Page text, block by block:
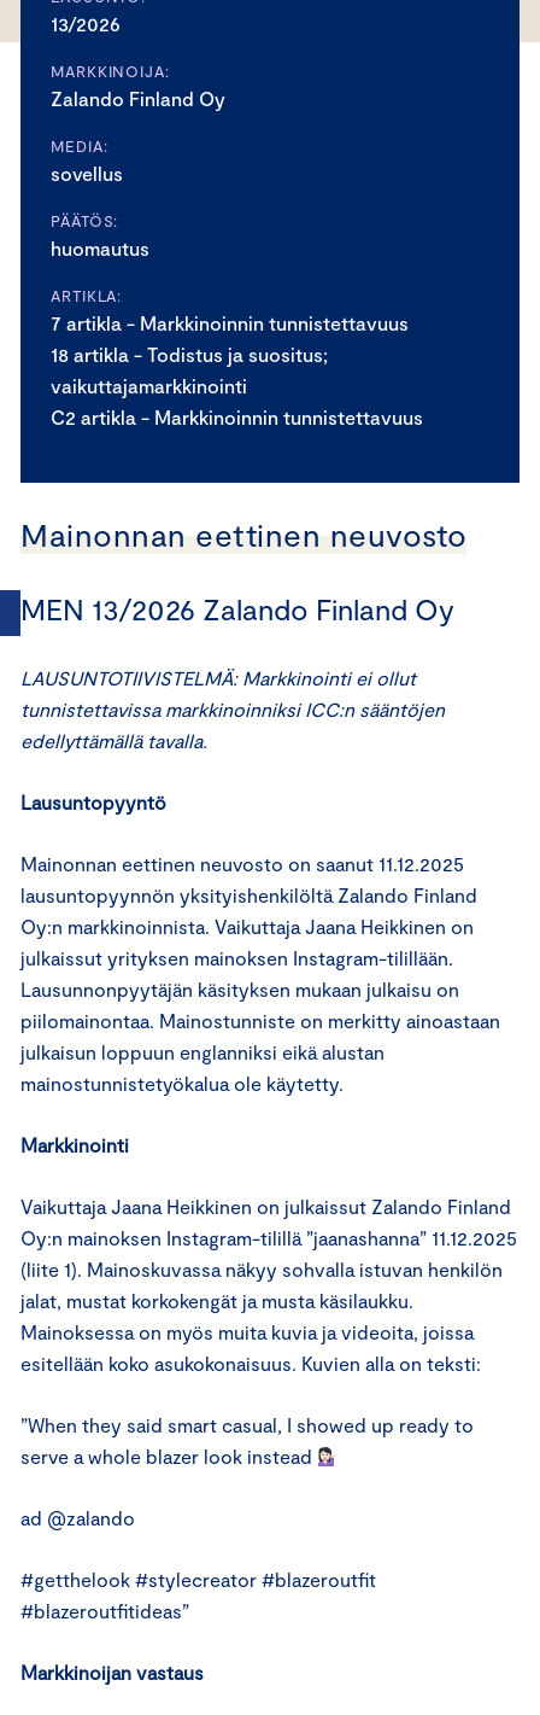
13/2026
MARKKINOIJA:
Zalando Finland Oy
MEDIA:
sovellus
PÄÄTÖS:
huomautus
ARTIKLA:
7 artikla - Markkinoinnin tunnistettavuus
18 artikla - Todistus ja suositus;
vaikuttajamarkkinointi
C2 artikla - Markkinoinnin tunnistettavuus
Mainonnan eettinen neuvosto
MEN 13/2026 Zalando Finland Oy
LAUSUNTOTIIVISTELMÄ: Markkinointi ei ollut
tunnistettavissa markkinoinniksi ICC:n sääntöjen
edellyttämällä tavalla.
Lausuntopyyntö
Mainonnan eettinen neuvosto on saanut 11.12.2025
lausuntopyynnön yksityishenkilöltä Zalando Finland
Oy:n markkinoinnista. Vaikuttaja Jaana Heikkinen on
julkaissut yrityksen mainoksen Instagram-tilillään.
Lausunnonpyytäjän käsityksen mukaan julkaisu on
piilomainontaa. Mainostunniste on merkitty ainoastaan
julkaisun loppuun englanniksi eikä alustan
mainostunnistetyökalua ole käytetty.
Markkinointi
Vaikuttaja Jaana Heikkinen on julkaissut Zalando Finland
Oy:n mainoksen Instagram-tilillä ”jaanashanna” 11.12.2025
(liite 1). Mainoskuvassa näkyy sohvalla istuvan henkilön
jalat, mustat korkokengät ja musta käsilaukku.
Mainoksessa on myös muita kuvia ja videoita, joissa
esitellään koko asukokonaisuus. Kuvien alla on teksti:
”When they said smart casual, I showed up ready to
serve a whole blazer look instead
ad @zalando
#getthelook #stylecreator #blazeroutfit
#blazeroutfitideas”
Markkinoijan vastaus